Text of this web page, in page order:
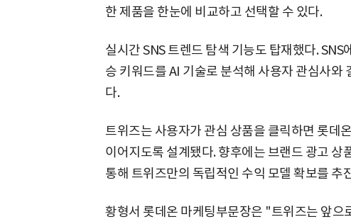
한 제품을 한눈에 비교하고 선택할 수 있다.
실시간 SNS 트렌드 탐색 기능도 탑재했다.
승 키워드를 AI 기술로 분석해 사용자 관심사와
다.
트위즈는 사용자가 관심 상품을 클릭하면 롯데
이어지도록 설계됐다. 향후에는 브랜드 광고 상
통해 트위즈만의 독립적인 수익 모델 확보를 추
황형서 롯데온 마케팅부문장은 "트위즈는 앞으